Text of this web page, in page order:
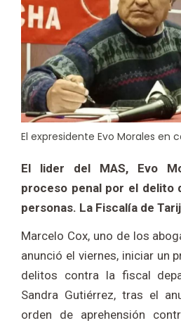
El expresidente Evo Morales en
El lider del MAS, Evo
proceso penal por el
personas. La Fiscalía de
Marcelo Cox, uno de los
anunció el viernes, iniciar un
delitos contra la fiscal
Sandra Gutiérrez, tras el
orden de aprehensión